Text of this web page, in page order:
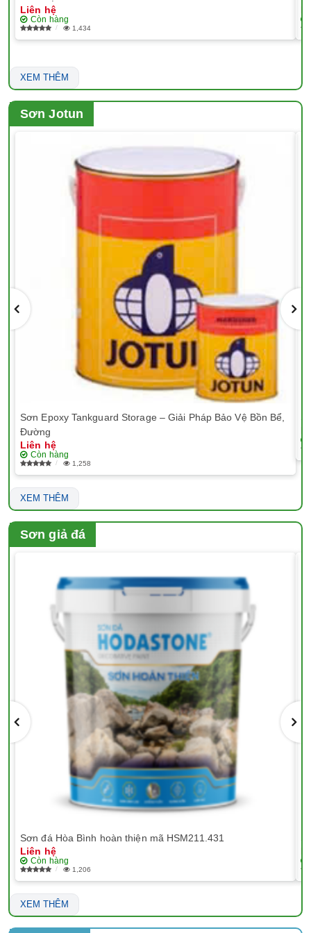
Liên hệ
Còn hàng
1,434
XEM THÊM
Sơn Jotun
Sơn Epoxy Tankguard Storage – Giải Pháp Bảo Vệ Bồn Bể,
Đường
Liên hệ
Còn hàng
1,258
XEM THÊM
Sơn giả đá
Sơn đá Hòa Bình hoàn thiện mã HSM211.431
Liên hệ
Còn hàng
1,206
XEM THÊM